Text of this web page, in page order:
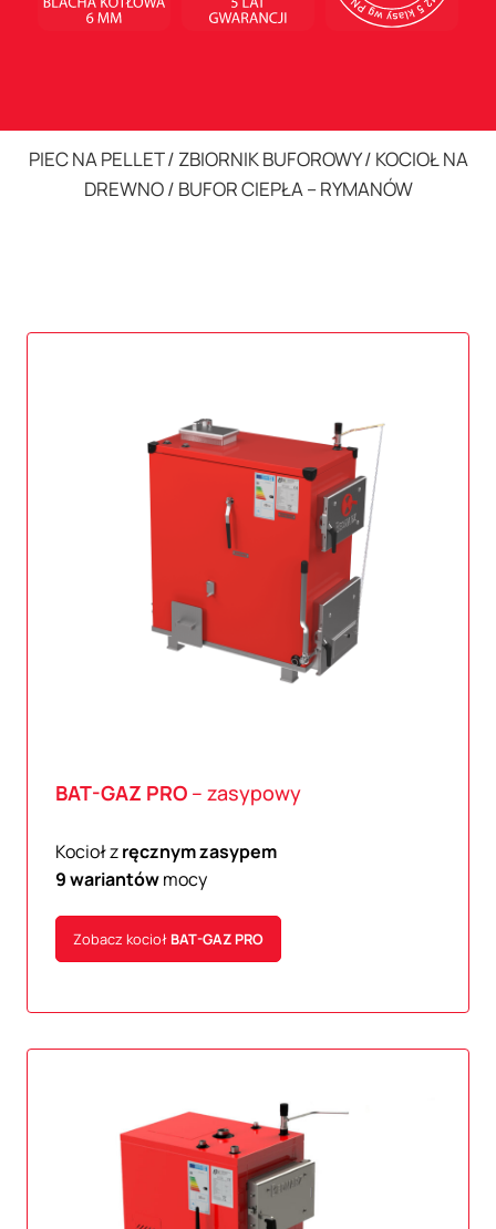
PIEC NA PELLET / ZBIORNIK BUFOROWY / KOCIOŁ NA
DREWNO / BUFOR CIEPŁA – RYMANÓW
BAT-GAZ PRO – zasypowy
Kocioł zręcznym zasypem
9 wariantówmocy
Zobacz kociołBAT-GAZPRO